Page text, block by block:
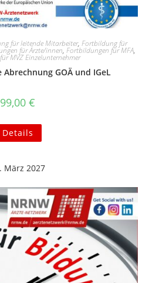
für leitende Mitarbeiter, Fortbildung für
für Ärzte/innen, Fortbildungen für MFA,
MVZ Einzelunternehmer
GOÄ und IGeL
99,00 €
Details
März 2027